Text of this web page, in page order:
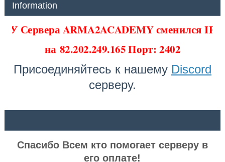
Information
У Сервера ARMA2ACADEMY сменился IP
на82.202.249.165 Порт: 2402
Присоединяйтесь к нашему Discord
серверу.
Спасибо Всем кто помогает серверу в
его оплате!